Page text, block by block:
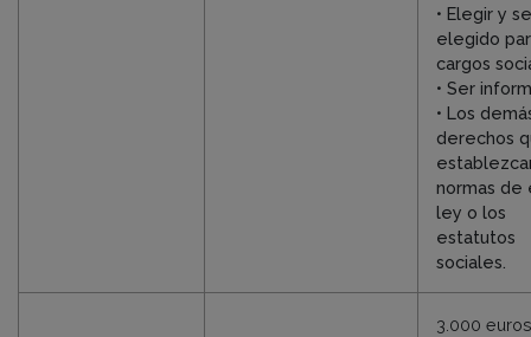
• Elegir y
elegido
cargos
• Ser
• Los
derechos
normas de
ley o los
estatutos
sociales.
3.000 euros